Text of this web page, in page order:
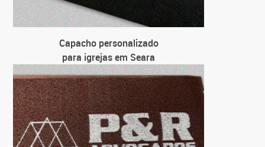
Capacho personalizado
para igrejas em Seara